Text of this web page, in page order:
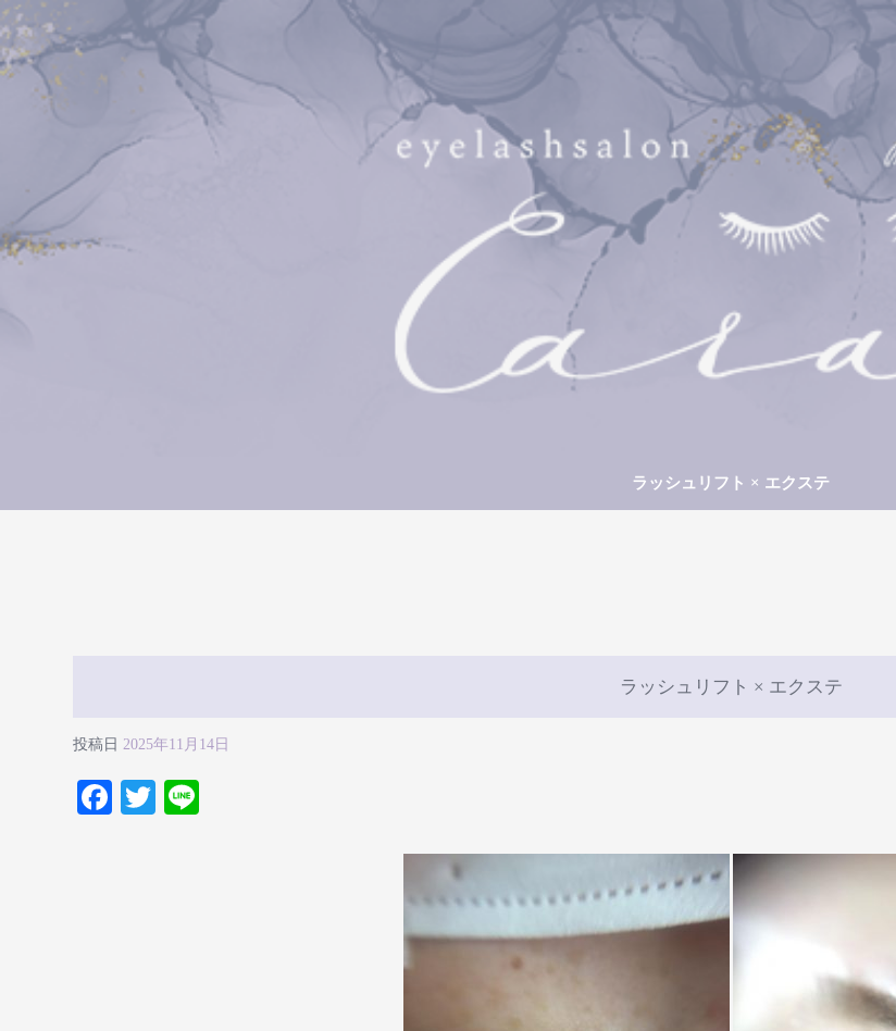
ラッシュリフト × エクステ
ラッシュリフト × エクステ
投稿日 2025年11月14日
Fa T